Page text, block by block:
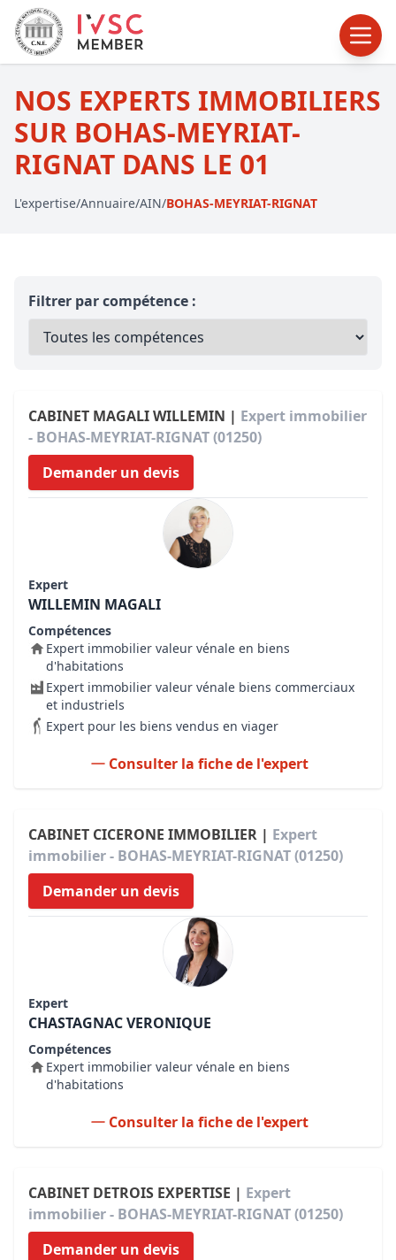
NOS EXPERTS IMMOBILIERS
SUR BOHAS-MEYRIAT-
RIGNAT DANS LE 01
L'expertise/Annuaire/AIN/BOHAS-MEYRIAT-RIGNAT
Filtrer par compétence :
CABINET MAGALI WILLEMIN | Expert immobilier
- BOHAS-MEYRIAT-RIGNAT (01250)
Demander un devis
Expert
WILLEMIN MAGALI
Compétences
Expert immobilier valeur vénale en biens
d'habitations
Expert immobilier valeur vénale biens commerciaux
et industriels
Expert pour les biens vendus en viager
Consulter la fiche de l'expert
CABINET CICERONE IMMOBILIER | Expert
immobilier - BOHAS-MEYRIAT-RIGNAT (01250)
Demander un devis
Expert
CHASTAGNAC VERONIQUE
Compétences
Expert immobilier valeur vénale en biens
d'habitations
Consulter la fiche de l'expert
CABINET DETROIS EXPERTISE | Expert
immobilier - BOHAS-MEYRIAT-RIGNAT (01250)
Demander un devis